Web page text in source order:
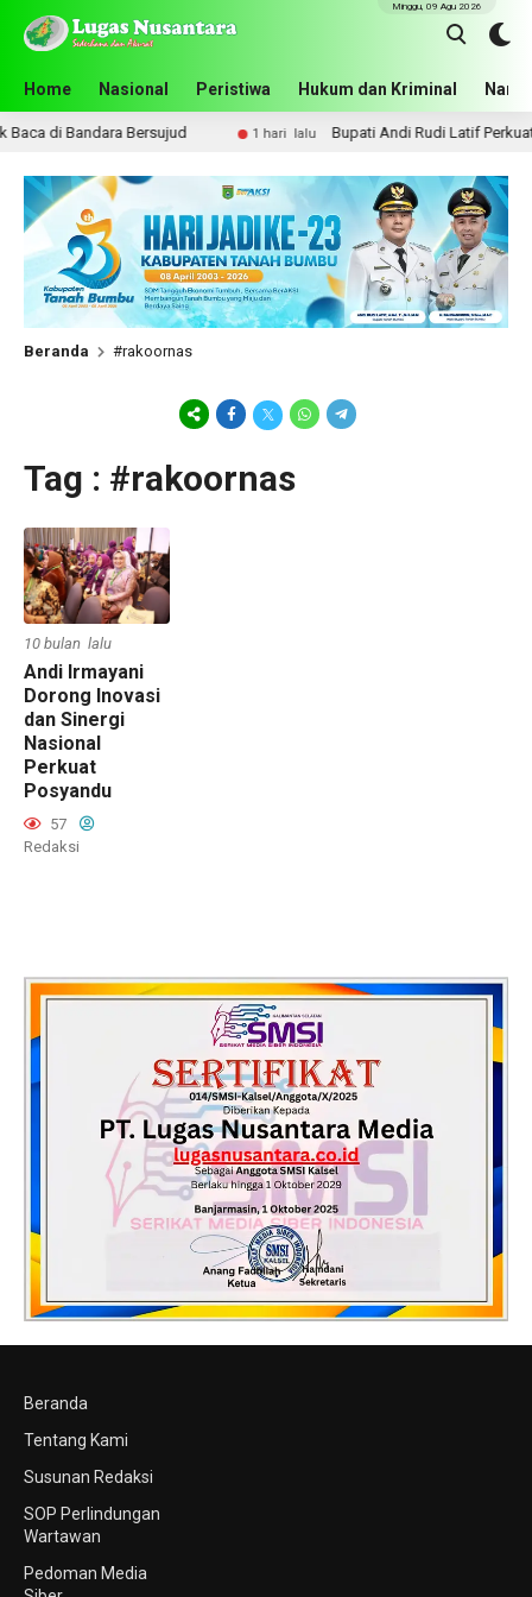
Home Nasional Peristiwa Hukum dan Kriminal
Minggu, 09 Agu 2026
di Bandara Bersujud 1 hari lalu Bupati Andi Rudi Latif Perkuat
Beranda #rakoornas
Tag : #rakoornas
10 bulan lalu
Andi Irmayani
Dorong Inovasi
dan Sinergi
Nasional
Perkuat
Posyandu
57
Redaksi
Beranda
Tentang Kami
Susunan Redaksi
SOP Perlindungan
Wartawan
Pedoman Media